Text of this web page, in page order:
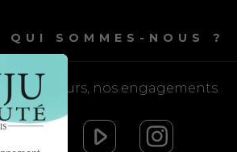
QUI SOMMES-NOUS ?
Nos valeurs, nos engagements